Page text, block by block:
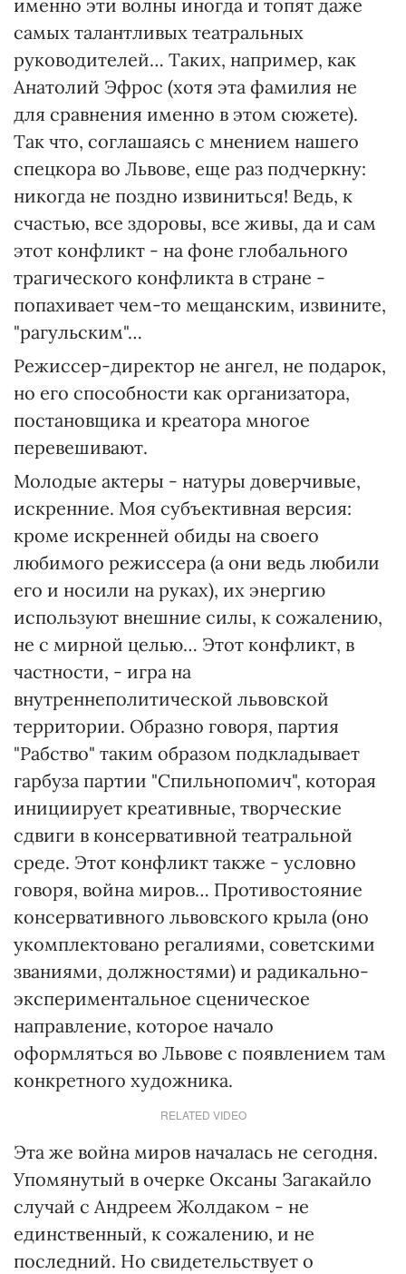
именно эти волны иногда и топят даже
самых талантливых театральных
руководителей… Таких, например, как
Анатолий Эфрос (хотя эта фамилия не
для сравнения именно в этом сюжете).
Так что, соглашаясь с мнением нашего
спецкора во Львове, еще раз подчеркну:
никогда не поздно извиниться! Ведь, к
счастью, все здоровы, все живы, да и сам
этот конфликт - на фоне глобального
трагического конфликта в стране -
попахивает чем-то мещанским, извините,
"рагульским"…
Режиссер-директор не ангел, не подарок,
но его способности как организатора,
постановщика и креатора многое
перевешивают.
Молодые актеры - натуры доверчивые,
искренние. Моя субъективная версия:
кроме искренней обиды на своего
любимого режиссера (а они ведь любили
его и носили на руках), их энергию
используют внешние силы, к сожалению,
не с мирной целью… Этот конфликт, в
частности, - игра на
внутреннеполитической львовской
территории. Образно говоря, партия
"Рабство" таким образом подкладывает
гарбуза партии "Спильнопомич", которая
инициирует креативные, творческие
сдвиги в консервативной театральной
среде. Этот конфликт также - условно
говоря, война миров… Противостояние
консервативного львовского крыла (оно
укомплектовано регалиями, советскими
званиями, должностями) и радикально-
экспериментальное сценическое
направление, которое начало
оформляться во Львове с появлением там
конкретного художника.
RELATED VIDEO
Эта же война миров началась не сегодня.
Упомянутый в очерке Оксаны Загакайло
случай с Андреем Жолдаком - не
единственный, к сожалению, и не
последний. Но свидетельствует о